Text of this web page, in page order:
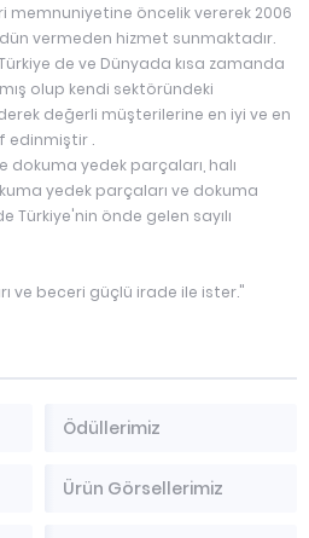
memnuniyetine öncelik vererek 2006
vermeden hizmet sunmaktadır.
de ve Dünyada kısa zamanda
olup kendi sektöründeki
değerli müşterilerine en iyi ve en
edinmiştir .
yedek parçaları, halı
yedek parçaları ve dokuma
Türkiye'nin önde gelen sayılı
ve beceri güçlü irade ile ister."
Ödüllerimiz
Ürün Görsellerimiz